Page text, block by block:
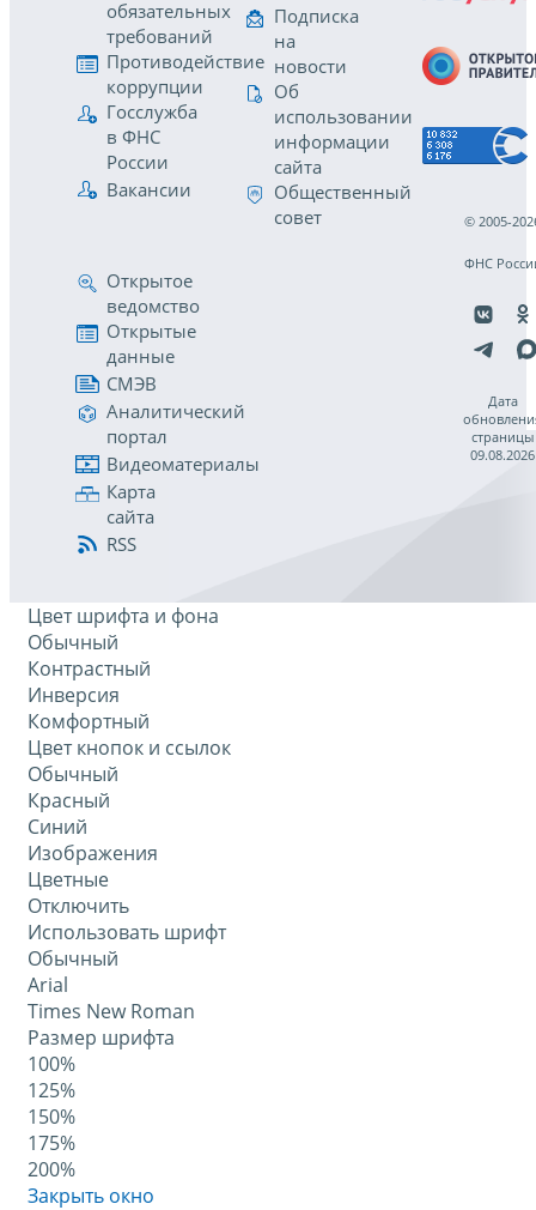
обязательных
требований
Противодействие
коррупции
Госслужба
в ФНС
России
Вакансии
Подписка
на
новости
Об
использовании
информации
сайта
Общественный
совет
Открытое
ведомство
Открытые
данные
СМЭВ
Аналитический
портал
Видеоматериалы
Карта
сайта
RSS
© 2005-
ФНС
Дата
страницы
09.08.2026
Цвет шрифта и фона
Обычный
Контрастный
Инверсия
Комфортный
Цвет кнопок и ссылок
Обычный
Красный
Синий
Изображения
Цветные
Отключить
Использовать шрифт
Обычный
Arial
Times New Roman
Размер шрифта
100%
125%
150%
175%
200%
Закрыть окно